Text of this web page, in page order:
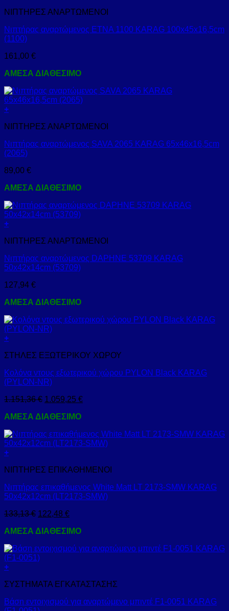
ΝΙΠΤΗΡΕΣ ΑΝΑΡΤΩΜΕΝΟΙ
Νιπτήρας αναρτώμενος ETNA 1100 KARAG 100x45x16,5cm
(1100)
161,00 €
ΑΜΕΣΑ ΔΙΑΘΕΣΙΜΟ
+
ΝΙΠΤΗΡΕΣ ΑΝΑΡΤΩΜΕΝΟΙ
Νιπτήρας αναρτώμενος SAVA 2065 KARAG 65x46x16,5cm
(2065)
89,00 €
ΑΜΕΣΑ ΔΙΑΘΕΣΙΜΟ
+
ΝΙΠΤΗΡΕΣ ΑΝΑΡΤΩΜΕΝΟΙ
Νιπτήρας αναρτώμενος DAPHNE 53709 KARAG
50x42x14cm (53709)
127,94 €
ΑΜΕΣΑ ΔΙΑΘΕΣΙΜΟ
+
ΣΤΗΛΕΣ ΕΞΩΤΕΡΙΚΟΥ ΧΩΡΟΥ
Κολόνα ντους εξωτερικού χώρου PYLON Black KARAG
(PYLON-NR)
1.151,36€ 1.059,25 €
ΑΜΕΣΑ ΔΙΑΘΕΣΙΜΟ
+
ΝΙΠΤΗΡΕΣ ΕΠΙΚΑΘΗΜΕΝΟΙ
Νιπτήρας επικαθήμενος White Matt LT 2173-SMW KARAG
50x42x12cm (LT2173-SMW)
133,13€ 122,48 €
ΑΜΕΣΑ ΔΙΑΘΕΣΙΜΟ
+
ΣΥΣΤΗΜΑΤΑ ΕΓΚΑΤΑΣΤΑΣΗΣ
Βάση εντοιχισμού για αναρτώμενο μπιντέ F1-0051 KARAG